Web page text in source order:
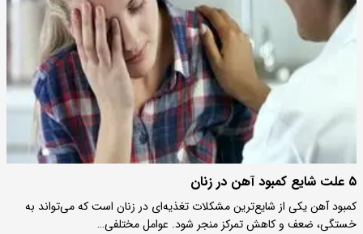
۵ علت شایع کمبود آهن در زنان
کمبود آهن یکی از شایع‌ترین مشکلات تغذیه‌ای در زنان است که می‌تواند به
خستگی، ضعف و کاهش تمرکز منجر شود. عوامل مختلفی…